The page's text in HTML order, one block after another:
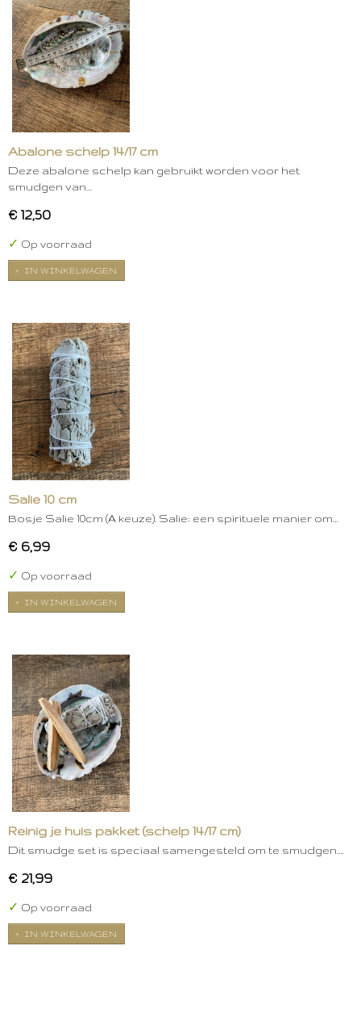
Abalone schelp 14/17 cm
Deze abalone schelp kan gebruikt worden voor het
smudgen van…
€ 12,50
✓ Op voorraad
IN WINKELWAGEN
Salie 10 cm
Bosje Salie 10cm (A keuze). Salie: een spirituele manier om…
€ 6,99
✓ Op voorraad
IN WINKELWAGEN
Reinig je huis pakket (schelp 14/17 cm)
Dit smudge set is speciaal samengesteld om te smudgen.…
€ 21,99
✓ Op voorraad
IN WINKELWAGEN